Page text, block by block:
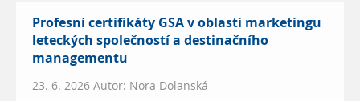
Profesní certifikáty GSA v oblasti marketingu
leteckých společností a destinačního
managementu
23. 6. 2026 Autor: Nora Dolanská